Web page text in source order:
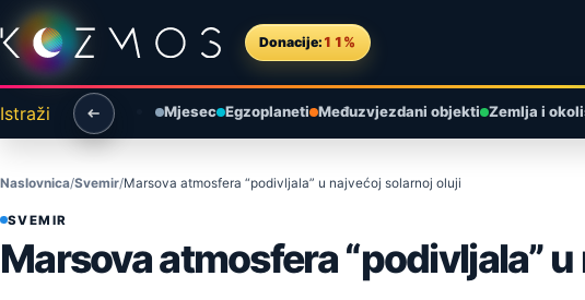
Preskoči na sadržaj
Donacije: 11%
Istraži Mjesec Egzoplaneti Međuzvjezdani objekti Zemlja i
Naslovnica Svemir Marsova atmosfera “podivljala” u najvećoj solarnoj oluji
SVEMIR
Marsova atmosfera “podivljala”